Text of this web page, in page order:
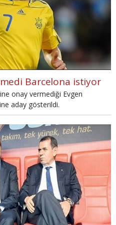
Barcelona istiyor
onay vermediği Evgen
aday gösterildi.